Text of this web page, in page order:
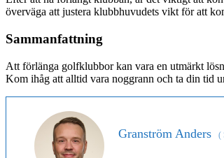
överväga att justera klubbhuvudets vikt för att
Sammanfattning
Att förlänga golfklubbor kan vara en utmärkt
Kom ihåg att alltid vara noggrann och ta din tid
Granström Anders (